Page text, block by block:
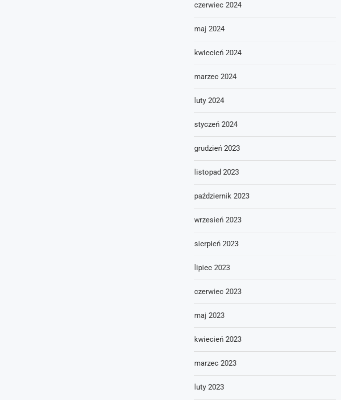
czerwiec 2024
maj 2024
kwiecień 2024
marzec 2024
luty 2024
styczeń 2024
grudzień 2023
listopad 2023
październik 2023
wrzesień 2023
sierpień 2023
lipiec 2023
czerwiec 2023
maj 2023
kwiecień 2023
marzec 2023
luty 2023